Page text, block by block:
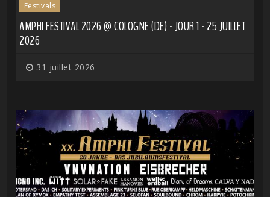
Festivals
AMPHI FESTIVAL 2026 @ COLOGNE (DE) - JOUR 1 - 25 JUILLET
2026
31 juillet 2026